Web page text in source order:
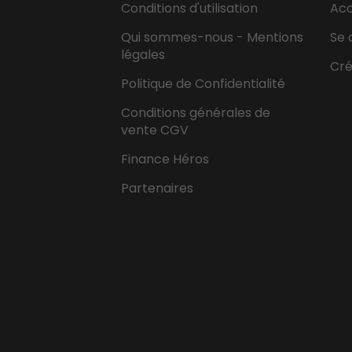
Conditions d'utilisation
Qui sommes-nous - Mentions
légales
Politique de Confidentialité
Conditions générales de
vente CGV
Finance Héros
Partenaires
Se